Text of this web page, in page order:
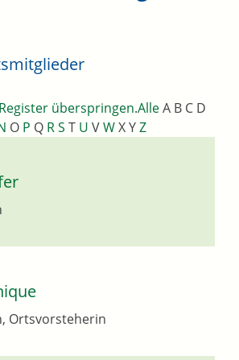
überspringen.AlleA B C D
O P Q RS T U VWXYZ
Ortsvorsteherin